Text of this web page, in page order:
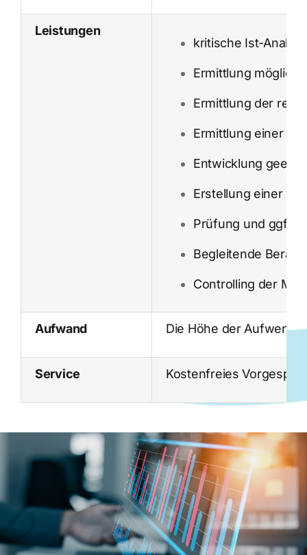
Leistungen
kritische Ist-
Ermittlung
Ermittlung der
Ermittlung einer
Entwicklung
Erstellung einer
Prüfung und ggf.
Begleitende
Controlling der
Aufwand Die Höhe der
Service Kostenfreies